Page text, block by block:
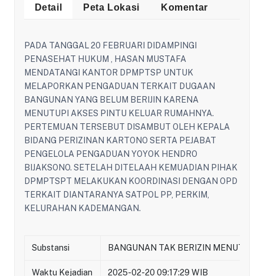
Detail Peta Lokasi Komentar
PADA TANGGAL 20 FEBRUARI DIDAMPINGI
PENASEHAT HUKUM , HASAN MUSTAFA
MENDATANGI KANTOR DPMPTSP UNTUK
MELAPORKAN PENGADUAN TERKAIT DUGAAN
BANGUNAN YANG BELUM BERIJIN KARENA
MENUTUPI AKSES PINTU KELUAR RUMAHNYA.
PERTEMUAN TERSEBUT DISAMBUT OLEH KEPALA
BIDANG PERIZINAN KARTONO SERTA PEJABAT
PENGELOLA PENGADUAN YOYOK HENDRO
BIJAKSONO. SETELAH DITELAAH KEMUADIAN PIHAK
DPMPTSPT MELAKUKAN KOORDINASI DENGAN OPD
TERKAIT DIANTARANYA SATPOL PP, PERKIM,
KELURAHAN KADEMANGAN.
Substansi BANGUNAN TAK BERIZIN MENUTUP
Waktu Kejadian 2025-02-20 09:17:29 WIB